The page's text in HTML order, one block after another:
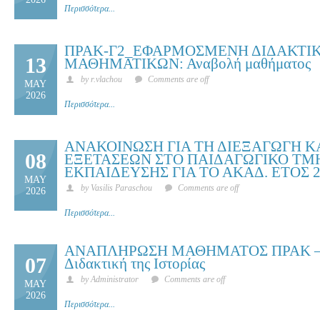
Περισσότερα...
13
MAY
2026
ΠΡΑΚ-Γ2_ΕΦΑΡΜΟΣΜΕΝΗ
ΜΑΘΗΜΑΤΙΚΩΝ: Αναβολή μαθήματος
by r.vlachou Comments are off
Περισσότερα...
08
MAY
2026
ΑΝΑΚΟΙΝΩΣΗ ΓΙΑ ΤΗ ΔΙΕΞΑΓΩΓΗ
ΕΞΕΤΑΣΕΩΝ ΣΤΟ ΠΑΙΔΑΓΩΓΙΚΟ
ΕΚΠΑΙΔΕΥΣΗΣ ΓΙΑ ΤΟ ΑΚΑΔ. ΕΤΟΣ
by Vasilis Paraschou Comments are off
Περισσότερα...
07
MAY
2026
ΑΝΑΠΛΗΡΩΣΗ ΜΑΘΗΜΑΤΟΣ ΠΡΑΚ –
Διδακτική της Ιστορίας
by Administrator Comments are off
Περισσότερα...